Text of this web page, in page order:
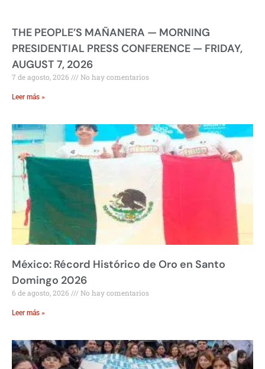
THE PEOPLE’S MAÑANERA — MORNING
PRESIDENTIAL PRESS CONFERENCE — FRIDAY,
AUGUST 7, 2026
7 de agosto, 2026 No hay comentarios
Leer más »
México: Récord Histórico de Oro en Santo
Domingo 2026
6 de agosto, 2026 No hay comentarios
Leer más »